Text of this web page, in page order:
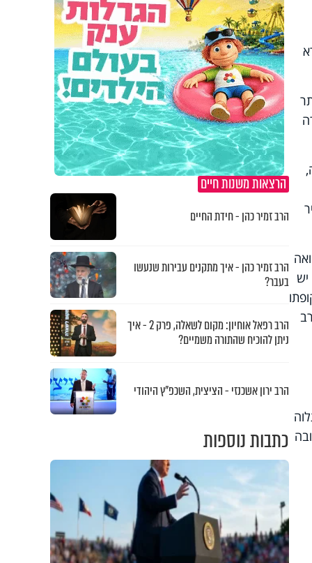
הרצאות משנות חיים
הרב זמיר כהן - חידת החיים
הרב זמיר כהן - איך מתקנים עבירות שנעשו
בעבר?
הרב רפאל אוחיון: מקום לשאלה, פרק 2 - איך
ניתן להוכיח שהתורה משמיים?
הרב ירון אשכנזי - הציצית, השכפ"ץ היהודי
כתבות נוספות